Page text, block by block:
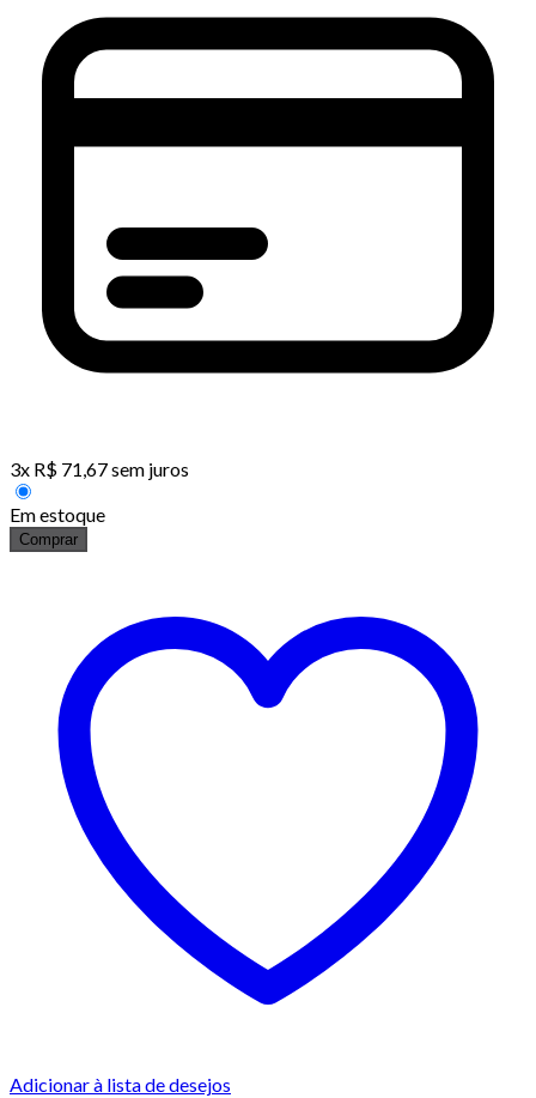
3x R$ 71,67sem juros
Em estoque
Comprar
Adicionar à lista de desejos